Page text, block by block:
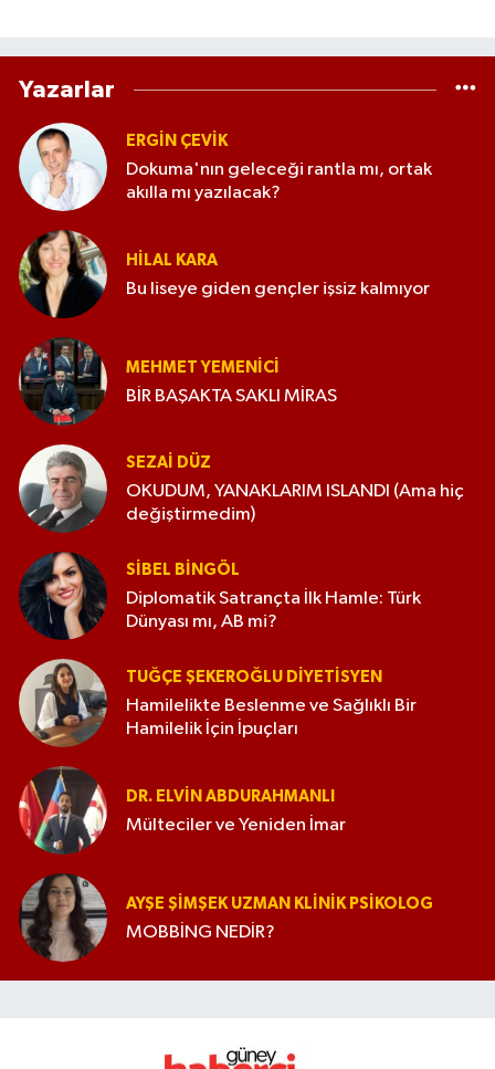
Yazarlar
ERGIN ÇEVİK
Dokuma'nın geleceği rantla mı, ortak
akılla mı yazılacak?
HILAL KARA
Bu liseye giden gençler işsiz kalmıyor
MEHMET YEMENICI
BİR BAŞAKTA SAKLI MİRAS
SEZAI DÜZ
OKUDUM, YANAKLARIM ISLANDI (Ama hiç
değiştirmedim)
SIBEL BINGÖL
Diplomatik Satrançta İlk Hamle: Türk
Dünyası mı, AB mi?
TUĞÇE ŞEKEROĞLU DIYETISYEN
Hamilelikte Beslenme ve Sağlıklı Bir
Hamilelik İçin İpuçları
DR. ELVIN ABDURAHMANLI
Mülteciler ve Yeniden İmar
AYŞE ŞIMŞEK UZMAN KLINIK PSIKOLOG
MOBBİNG NEDİR?